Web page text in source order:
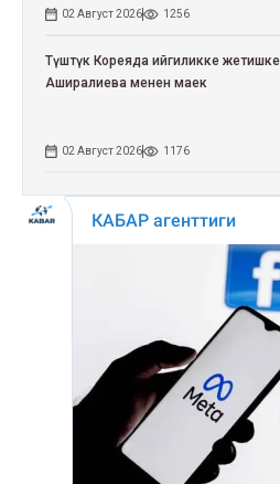
02 Август 2026 1256
Түштүк Кореяда ийгиликке
Аширалиева менен маек
02 Август 2026 1176